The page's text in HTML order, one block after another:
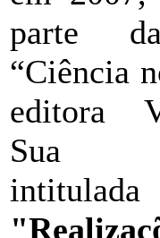
parte
“Ciência
editora
Sua
intitulada